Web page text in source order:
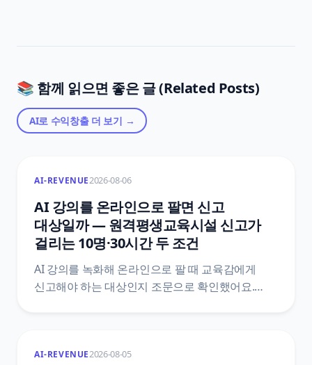
📚 함께 읽으면 좋은 글 (Related Posts)
AI로 수익창출더 보기 →
AI-REVENUE2026-08-06
AI 강의를 온라인으로 팔면 신고
대상일까 — 원격평생교육시설 신고가
걸리는 10명·30시간 두 조건
AI 강의를 녹화해 온라인으로 팔 때 교육감에게
신고해야 하는 대상인지 조문으로 확인했어요.
무엇을 붙이는지, 신고 뒤에 따라오는 변경신고와
AI-REVENUE2026-08-05